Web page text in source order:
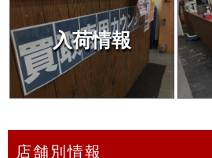
入荷情報
店舗別情報